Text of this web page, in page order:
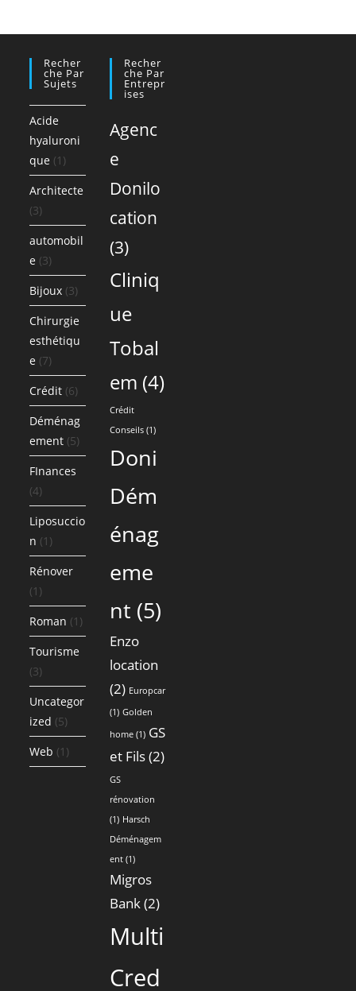
Recher
Che Par
Sujets
Acide
hyaluroni
que (1)
Architecte
(3)
automobil
e (3)
Bijoux (3)
Chirurgie
esthétiqu
e (7)
Crédit (6)
Déménag
ement (5)
FInances
(4)
Liposuccio
n (1)
Rénover
(1)
Roman (1)
Tourisme
(3)
Uncategor
ized (5)
Web (1)
Recher
Che Par
Entrepr
Ises
Agenc
e
Donilo
cation
(3)
Cliniq
ue
Tobal
em (4)
Crédit
Conseils (1)
Doni
Dém
énag
eme
nt (5)
Enzo
location
(2) Europcar
(1) Golden
home (1) GS
et Fils(2)
GS
rénovation
(1) Harsch
Déménagem
ent (1)
Migros
Bank(2)
Multi
Cred